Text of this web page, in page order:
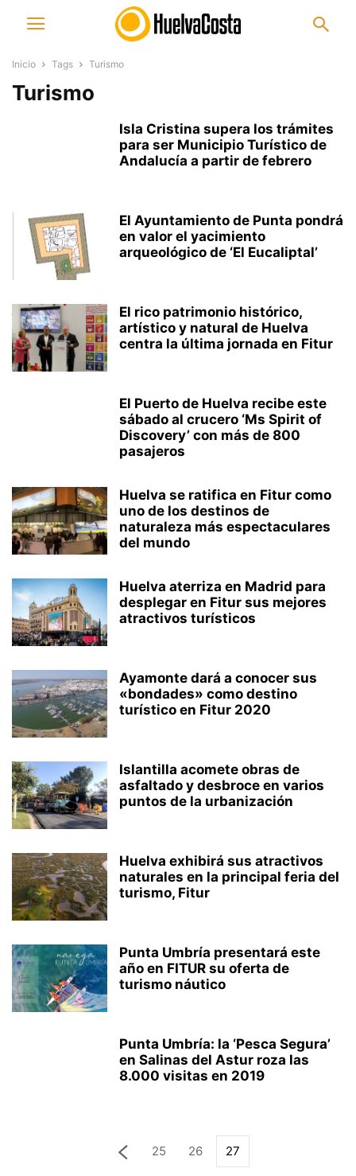
Inicio Tags Turismo
Turismo
Isla Cristina supera los trámites
para ser Municipio Turístico de
Andalucía a partir de febrero
El Ayuntamiento de Punta pondrá
en valor el yacimiento
arqueológico de ‘El Eucaliptal’
El rico patrimonio histórico,
artístico y natural de Huelva
centra la última jornada en Fitur
El Puerto de Huelva recibe este
sábado al crucero ‘Ms Spirit of
Discovery’ con más de 800
pasajeros
Huelva se ratifica en Fitur como
uno de los destinos de
naturaleza más espectaculares
del mundo
Huelva aterriza en Madrid para
desplegar en Fitur sus mejores
atractivos turísticos
Ayamonte dará a conocer sus
«bondades» como destino
turístico en Fitur 2020
Islantilla acomete obras de
asfaltado y desbroce en varios
puntos de la urbanización
Huelva exhibirá sus atractivos
naturales en la principal feria del
turismo, Fitur
Punta Umbría presentará este
año en FITUR su oferta de
turismo náutico
Punta Umbría: la ‘Pesca Segura’
en Salinas del Astur roza las
8.000 visitas en 2019
25 26 27